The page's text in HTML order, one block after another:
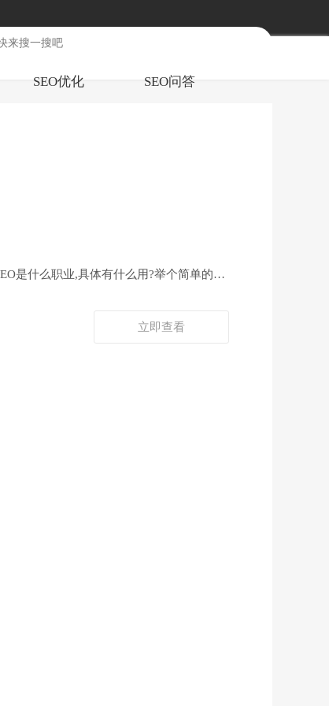
SEO优化 SEO问答
是什么职业,具体有什么用?举个简单的例
立即查看